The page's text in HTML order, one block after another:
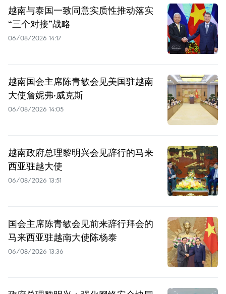
越南与泰国一致同意实质性推动落实
“三个对接”战略
06/08/2026 14:17
越南国会主席陈青敏会见美国驻越南
大使詹妮弗·威克斯
06/08/2026 14:05
越南政府总理黎明兴会见辞行的马来
西亚驻越大使
06/08/2026 13:51
国会主席陈青敏会见前来辞行拜会的
马来西亚驻越南大使陈杨泰
06/08/2026 13:36